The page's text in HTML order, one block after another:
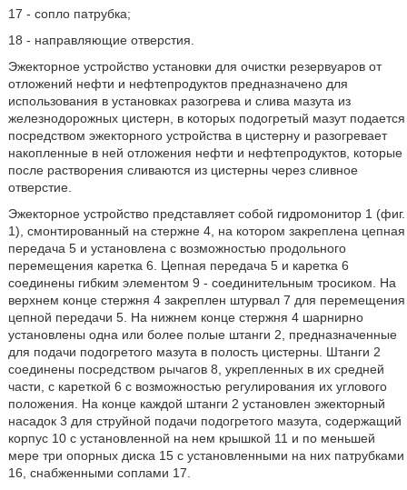
17 - сопло патрубка;
18 - направляющие отверстия.
Эжекторное устройство установки для очистки резервуаров от
отложений нефти и нефтепродуктов предназначено для
использования в установках разогрева и слива мазута из
железнодорожных цистерн, в которых подогретый мазут подается
посредством эжекторного устройства в цистерну и разогревает
накопленные в ней отложения нефти и нефтепродуктов, которые
после растворения сливаются из цистерны через сливное
отверстие.
Эжекторное устройство представляет собой гидромонитор 1 (фиг.
1), смонтированный на стержне 4, на котором закреплена цепная
передача 5 и установлена с возможностью продольного
перемещения каретка 6. Цепная передача 5 и каретка 6
соединены гибким элементом 9 - соединительным тросиком. На
верхнем конце стержня 4 закреплен штурвал 7 для перемещения
цепной передачи 5. На нижнем конце стержня 4 шарнирно
установлены одна или более полые штанги 2, предназначенные
для подачи подогретого мазута в полость цистерны. Штанги 2
соединены посредством рычагов 8, укрепленных в их средней
части, с кареткой 6 с возможностью регулирования их углового
положения. На конце каждой штанги 2 установлен эжекторный
насадок 3 для струйной подачи подогретого мазута, содержащий
корпус 10 с установленной на нем крышкой 11 и по меньшей
мере три опорных диска 15 с установленными на них патрубками
16, снабженными соплами 17.